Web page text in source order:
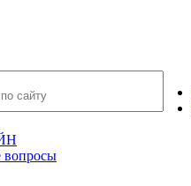
вопросы